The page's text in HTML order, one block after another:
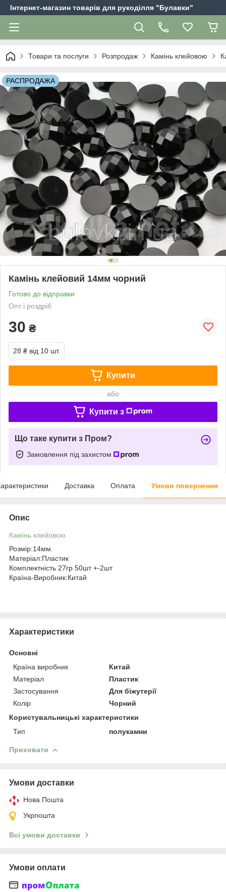
Інтернет-магазин товарів для рукоділля "Булавки"
Товари та послуги Розпродаж Камінь клейовою
РАСПРОДАЖА
Камінь клейовий 14мм чорний
Готово до відправки
Опт і роздріб
30 ₴
28 ₴ від 10 шт.
Купити
або
Купити з
Що таке купити з Пром?
Замовлення під захистом
Доставка Оплата Умови повернення
Опис
Камінь клейовою
Розмір:14мм.
Матеріал:Пластик
Комплектність 27гр 50шт +-2шт
Країна-Виробник:Китай
Характеристики
Основні
Країна виробник
Китай
Матеріал
Пластик
Застосування
Для біжутерії
Колір
Чорний
Користувальницькі характеристики
Тип
полукамни
Приховати
Умови доставки
Нова Пошта
Укрпошта
Всі умови доставки
Умови оплати